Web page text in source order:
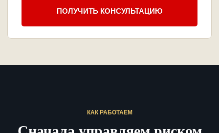
ПОЛУЧИТЬ КОНСУЛЬТАЦИЮ
КАК РАБОТАЕМ